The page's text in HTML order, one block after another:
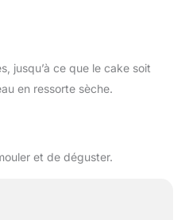
jusqu’à ce que le cake soit
en ressorte sèche.
et de déguster.